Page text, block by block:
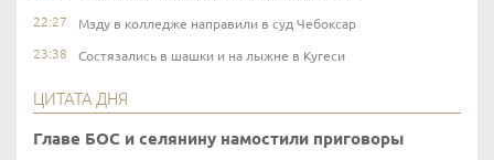
22:27 Мзду в колледже направили в суд Чебоксар
23:38 Состязались в шашки и на лыжне в Кугеси
ЦИТАТА ДНЯ
Главе БОС и селянину намостили приговоры